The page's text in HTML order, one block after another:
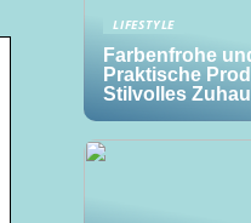
LIFESTYLE
Farbenfrohe
Praktische
Stilvolles